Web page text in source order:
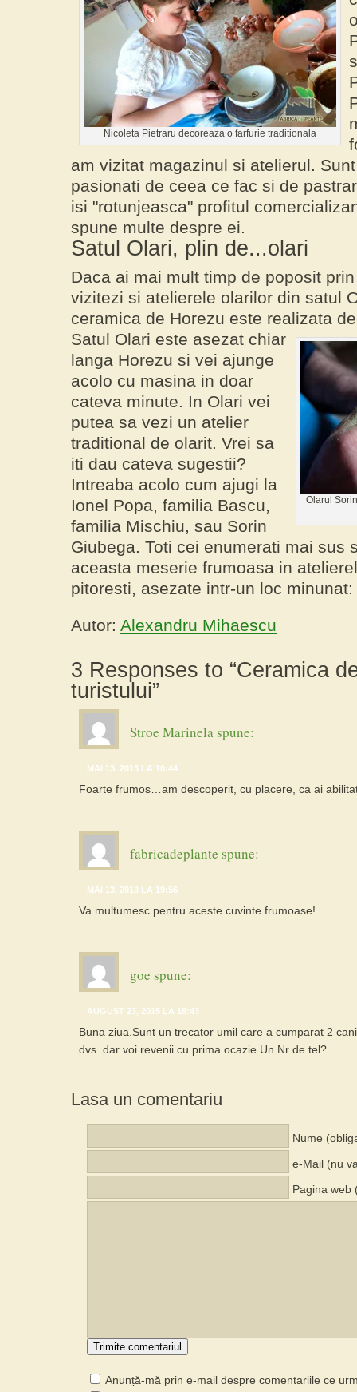
Nicoleta Pietraru decoreaza o farfurie traditionala
am vizitat magazinul si atelierul.
pasionati de ceea ce fac si de
isi "rotunjeasca" profitul
spune multe despre ei.
Satul Olari, plin de...olari
Daca ai mai mult timp de poposit
vizitezi si atelierele olarilor din satul
ceramica de Horezu este realizata
Olarul
Satul Olari este asezat chiar
langa Horezu si vei ajunge
acolo cu masina in doar
cateva minute. In Olari vei
putea sa vezi un atelier
traditional de olarit. Vrei sa
iti dau cateva sugestii?
Intreaba acolo cum ajugi la
Ionel Popa, familia Bascu,
familia Mischiu, sau Sorin
Giubega. Toti cei enumerati mai sus
aceasta meserie frumoasa in
pitoresti, asezate intr-un loc minunat:
Autor: Alexandru Mihaescu
3 Responses to “Ceramica
turistului”
Stroe Marinela spune:
MAI 13, 2013 LA 10:44
Foarte frumos…am descoperit, cu placere, ca ai
fabricadeplante spune:
MAI 13, 2013 LA 19:56
Va multumesc pentru aceste cuvinte frumoase!
goe spune:
AUGUST 23, 2015 LA 18:43
Buna ziua.Sunt un trecator umil care a cumparat 2
dvs. dar voi revenii cu prima ocazie.Un Nr de tel?
Lasa un comentariu
Nume
e-Mail (nu
Pagina web
Anunță-mă prin e-mail despre comentariile ce